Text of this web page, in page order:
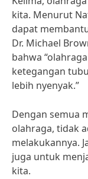
kita. Menurut
dapat
Dr. Michael
bahwa
ketegangan
lebih nyenyak.”
Dengan semua
olahraga, tidak
melakukannya.
juga untuk
kita.